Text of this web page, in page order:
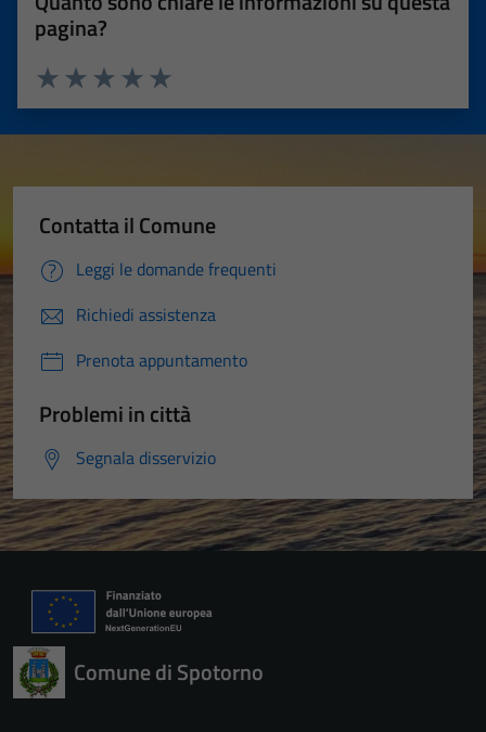
pagina?
Valuta 5 stelle su 5
Valuta 4 stelle su 5
Valuta 3 stelle su 5
Valuta 2 stelle su 5
Valuta 1 stelle su 5
Contatta il Comune
Leggi le domande frequenti
Richiedi assistenza
Prenota appuntamento
Problemi in città
Segnala disservizio
Comune di Spotorno